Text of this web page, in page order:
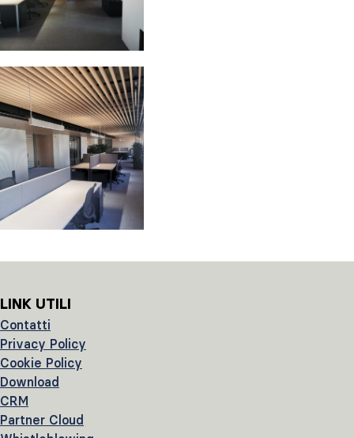
LINK UTILI
Contatti
Privacy Policy
Cookie Policy
Download
CRM
Partner Cloud